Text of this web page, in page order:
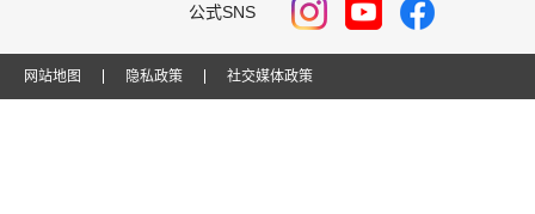
公式SNS
网站地图 隐私政策 社交媒体政策